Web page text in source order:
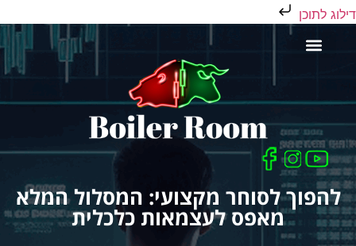
דילוג לתוכן
להפוך לסוחר מקצועי: המסלול המלא
מאפס לעצמאות כלכלית